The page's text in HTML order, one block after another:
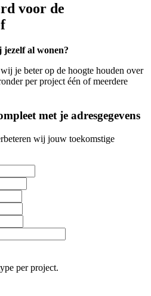
voor de
al wonen?
je beter op de hoogte houden over
per project één of meerdere
met je adresgegevens
wij jouw toekomstige
per project.